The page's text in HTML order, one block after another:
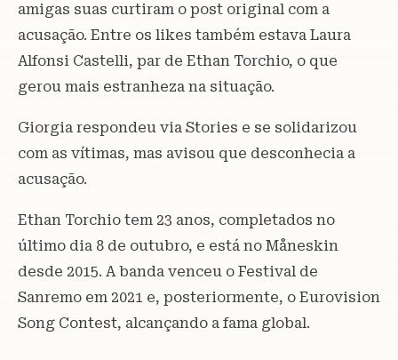
amigas suas curtiram o post original com a
acusação. Entre os likes também estava Laura
Alfonsi Castelli, par de Ethan Torchio, o que
gerou mais estranheza na situação.
Giorgia respondeu via Stories e se solidarizou
com as vítimas, mas avisou que desconhecia a
acusação.
Ethan Torchio tem 23 anos, completados no
último dia 8 de outubro, e está no Måneskin
desde 2015. A banda venceu o Festival de
Sanremo em 2021 e, posteriormente, o Eurovision
Song Contest, alcançando a fama global.